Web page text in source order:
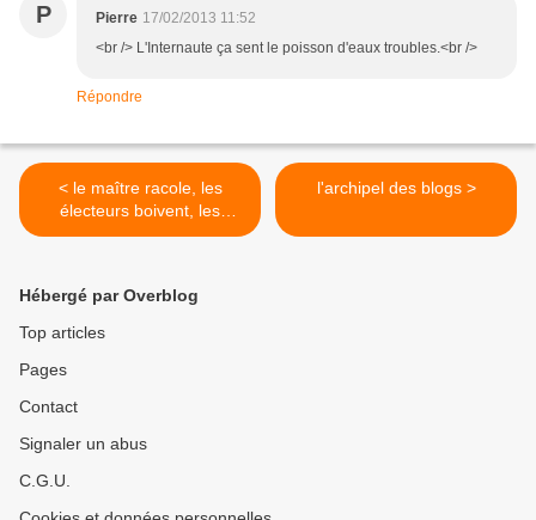
P Pierre 17/02/2013 11:52
<br /> L'Internaute ça sent le poisson d'eaux troubles.<br />
Répondre
< le maître racole, les
électeurs boivent, les
contribuables trinquent
l'archipel des blogs >
Hébergé par Overblog
Top articles
Pages
Contact
Signaler un abus
C.G.U.